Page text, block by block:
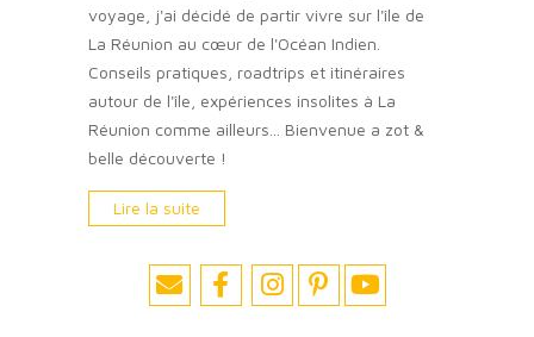
voyage, j'ai décidé de partir vivre sur l'île de
La Réunion au cœur de l'Océan Indien.
Conseils pratiques, roadtrips et itinéraires
autour de l'île, expériences insolites à La
Réunion comme ailleurs... Bienvenue a zot &
belle découverte !
Lire la suite